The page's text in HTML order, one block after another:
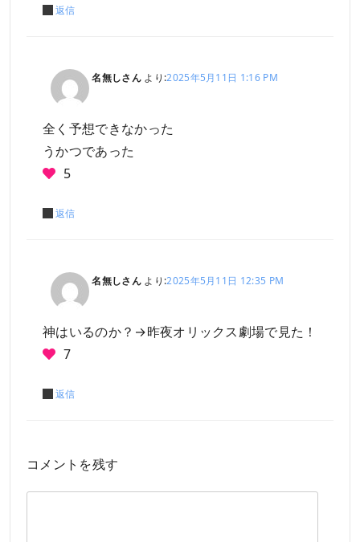
返信
名無しさん より:2025年5月11日 1:16 PM
全く予想できなかった
うかつであった
5
返信
名無しさん より:2025年5月11日 12:35 PM
神はいるのか？→昨夜オリックス劇場で見た！
7
返信
コメントを残す